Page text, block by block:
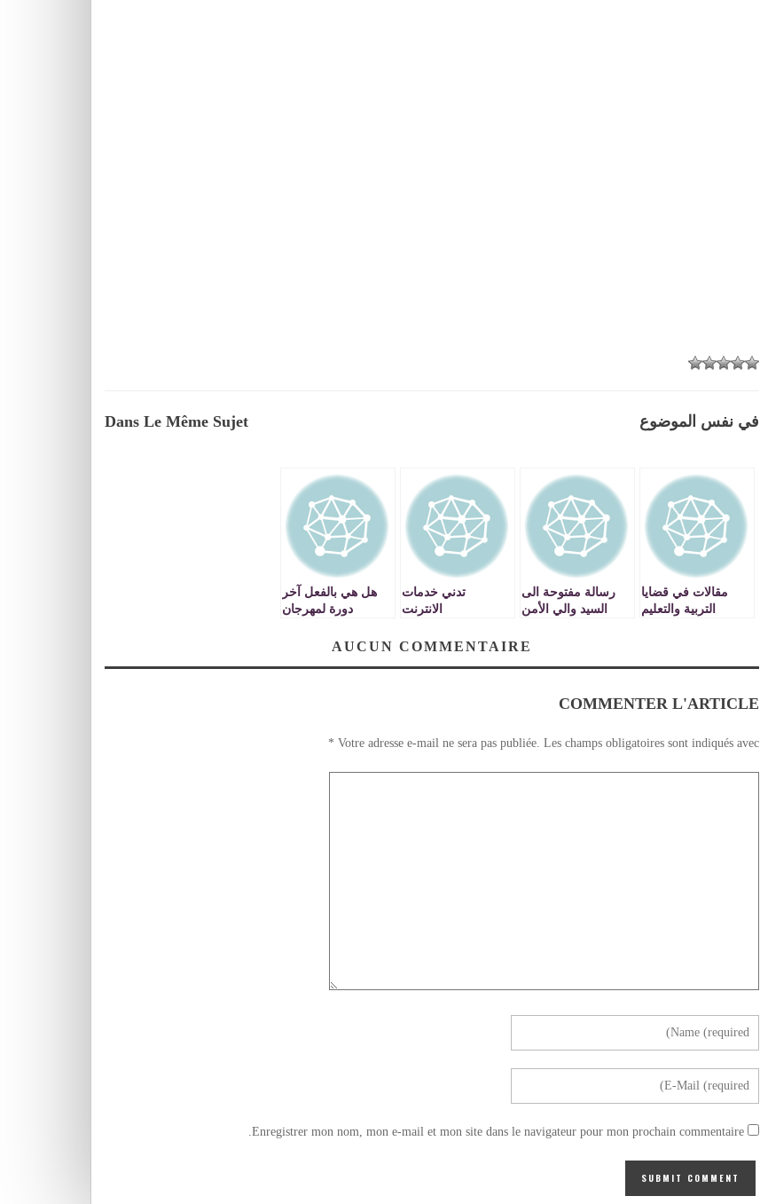
Dans Le Même Sujet في نفس الموضوع
مقالات في قضايا
التربية والتعليم
رسالة مفتوحة الى
السيد والي الأمن
الأمن بحي الوحدة
تدني خدمات
الانترنت
هل هي بالفعل آخر
دورة لمهرجان
AUCUN COMMENTAIRE
COMMENTER L'ARTICLE
Votre adresse e-mail ne sera pas publiée. Les champs obligatoires sont indiqués avec
*
Enregistrer mon nom, mon e-mail et mon site dans le navigateur pour mon prochain commentaire.